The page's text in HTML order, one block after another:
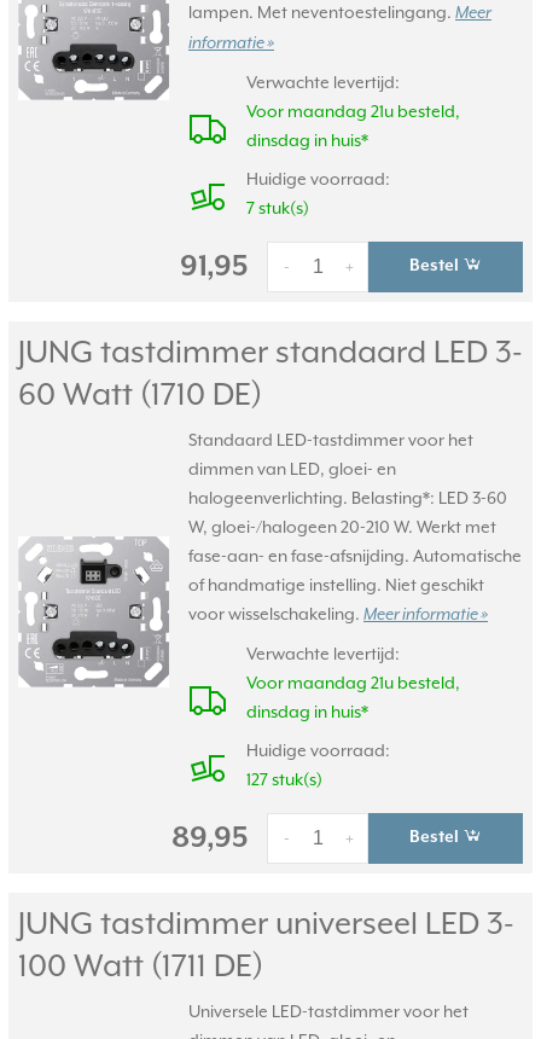
lampen. Met neventoestelingang. Meer
informatie »
Verwachte levertijd:
Voor maandag 21u besteld,
dinsdag in huis*
Huidige voorraad:
7 stuk(s)
91,95 +
- Bestel
JUNG tastdimmer standaard LED 3-
60 Watt (1710 DE)
Standaard LED-tastdimmer voor het
dimmen van LED, gloei- en
halogeenverlichting. Belasting*: LED 3-60
W, gloei-/halogeen 20-210 W. Werkt met
fase-aan- en fase-afsnijding. Automatische
of handmatige instelling. Niet geschikt
voor wisselschakeling. Meer informatie »
Verwachte levertijd:
Voor maandag 21u besteld,
dinsdag in huis*
Huidige voorraad:
127 stuk(s)
89,95 +
- Bestel
JUNG tastdimmer universeel LED 3-
100 Watt (1711 DE)
Universele LED-tastdimmer voor het